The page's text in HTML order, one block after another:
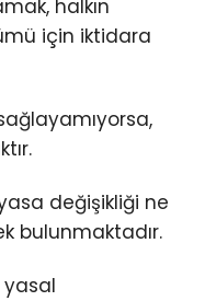
halkın
için iktidara
değişikliği ne
bulunmaktadır.